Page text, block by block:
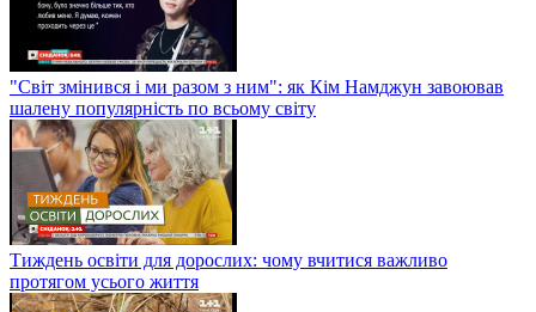
"Світ змінився і ми разом з ним": як Кім Намджун завоював
шалену популярність по всьому світу
Тиждень освіти для дорослих: чому вчитися важливо
протягом усього життя